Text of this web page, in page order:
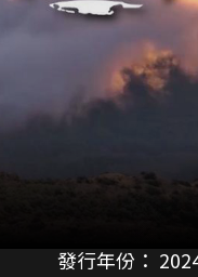
發行年份：